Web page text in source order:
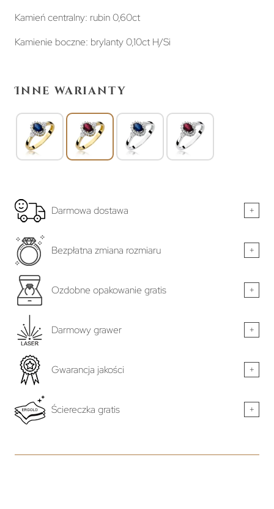
Kamień centralny: rubin 0,60ct
Kamienie boczne: brylanty 0,10ct H/Si
Inne warianty
Darmowa dostawa +
Bezpłatna zmiana rozmiaru +
Ozdobne opakowanie gratis +
Darmowy grawer +
Gwarancja jakości +
Ściereczka gratis +